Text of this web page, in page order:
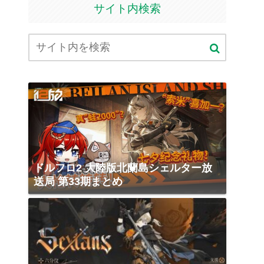
サイト内検索
ドルフロ2 大陸版北蘭島シェルター放
送局 第33期まとめ